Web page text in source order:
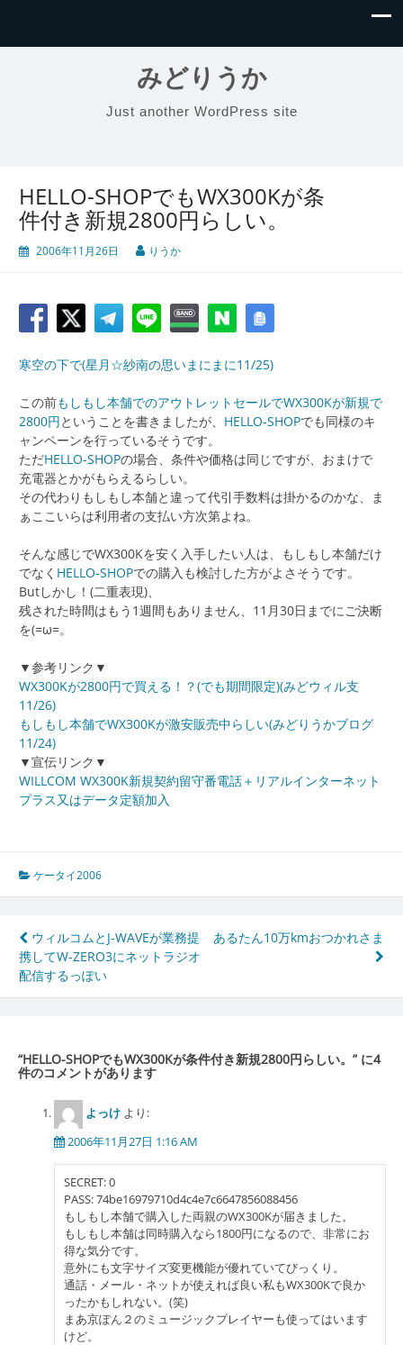
みどりうか
Just another WordPress site
HELLO-SHOPでもWX300Kが条
件付き新規2800円らしい。
2006年11月26日 りうか
寒空の下で(星月☆紗南の思いまにまに11/25)
この前もしもし本舗でのアウトレットセールでWX300Kが新規で
2800円ということを書きましたが、 HELLO-SHOPでも同様のキ
ャンペーンを行っているそうです。
ただHELLO-SHOPの場合、条件や価格は同じですが、おまけで
充電器とかがもらえるらしい。
その代わりもしもし本舗と違って代引手数料は掛かるのかな、ま
ぁここいらは利用者の支払い方次第よね。
そんな感じでWX300Kを安く入手したい人は、もしもし本舗だけ
でなく HELLO-SHOPでの購入も検討した方がよさそうです。
Butしかし！(二重表現)、
残された時間はもう1週間もありません、11月30日までにご決断
を(=ω=。
▼参考リンク▼
WX300Kが2800円で買える！？(でも期間限定)(みどウィル支
11/26)
もしもし本舗でWX300Kが激安販売中らしい(みどりうかブログ
11/24)
▼宣伝リンク▼
WILLCOM WX300K新規契約留守番電話＋リアルインターネット
プラス又はデータ定額加入
ケータイ2006
投
稿
ナ
ゲ
ー
シ
ウィルコムとJ-WAVEが業務提
携してW-ZERO3にネットラジオ
配信するっぽい
あるたん10万kmおつかれさま
“HELLO-SHOPでもWX300Kが条件付き新規2800円らしい。 ” に4
件のコメントがあります
よっけ より:
2006年11月27日 1:16 AM
SECRET: 0
PASS: 74be16979710d4c4e7c6647856088456
もしもし本舗で購入した両親のWX300Kが届きました。
もしもし本舗は同時購入なら1800円になるので、非常にお
得な気分です。
意外にも文字サイズ変更機能が優れていてびっくり。
通話・メール・ネットが使えれば良い私もWX300Kで良か
ったかもしれない。(笑)
まあ京ぽん２のミュージックプレイヤーも使ってはいます
けど。